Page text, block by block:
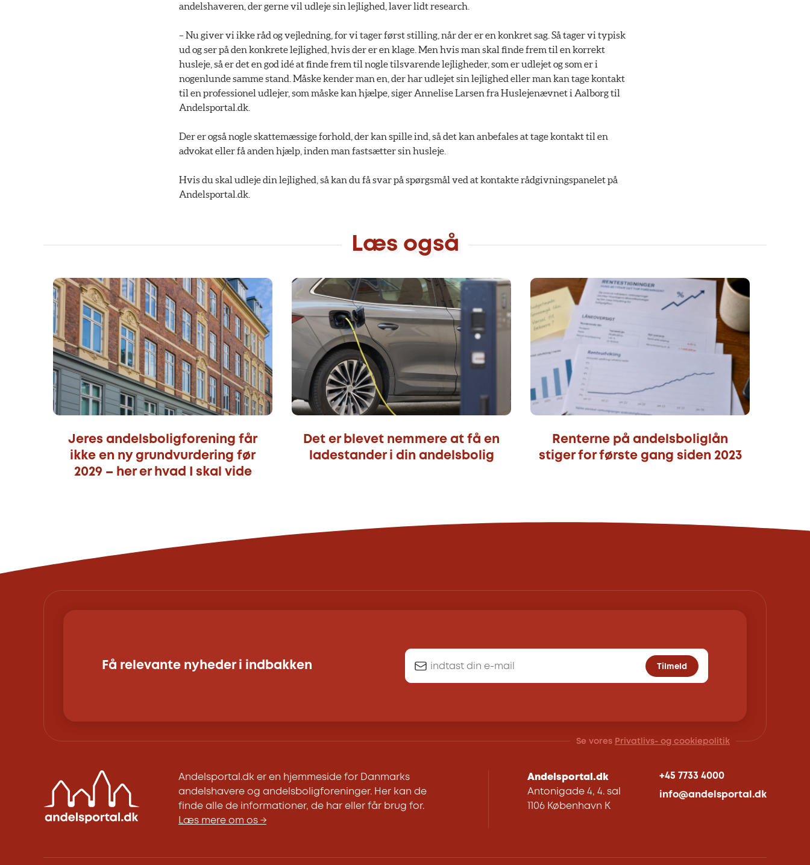
andelshaveren, der gerne vil udleje sin lejlighed, laver lidt research.
– Nu giver vi ikke råd og vejledning, for vi tager først stilling, når der er en konkret sag. Så tager vi typisk
ud og ser på den konkrete lejlighed, hvis der er en klage. Men hvis man skal finde frem til en korrekt
husleje, så er det en god idé at finde frem til nogle tilsvarende lejligheder, som er udlejet og som er i
nogenlunde samme stand. Måske kender man en, der har udlejet sin lejlighed eller man kan tage kontakt
til en professionel udlejer, som måske kan hjælpe, siger Annelise Larsen fra Huslejenævnet i Aalborg til
Andelsportal.dk.
Der er også nogle skattemæssige forhold, der kan spille ind, så det kan anbefales at tage kontakt til en
advokat eller få anden hjælp, inden man fastsætter sin husleje.
Hvis du skal udleje din lejlighed, så kan du få svar på spørgsmål ved at kontakte rådgivningspanelet på
Andelsportal.dk.
Læs også
Jeres andelsboligforening får
ikke en ny grundvurdering før
2029 – her er hvad I skal vide
Det er blevet nemmere at få en
ladestander i din andelsbolig
Renterne på andelsboliglån
stiger for første gang siden 2023
Få relevante nyheder i indbakken Tilmeld
Se vores Privatlivs- og cookiepolitik
Andelsportal.dk er en hjemmeside for Danmarks
andelshavere og andelsboligforeninger. Her kan de
finde alle de informationer, de har eller får brug for.
Læs mere om os →
Andelsportal.dk
Antonigade 4, 4. sal
1106 København K
+45 7733 4000
info@andelsportal.dk